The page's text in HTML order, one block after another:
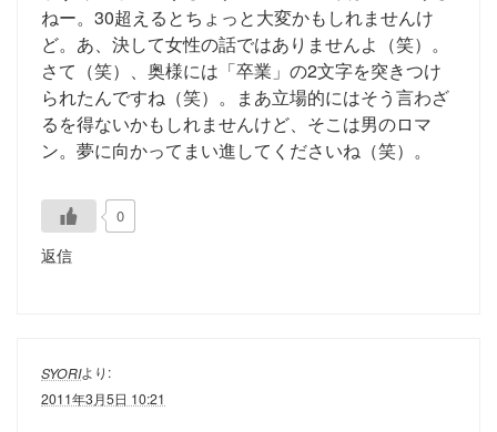
ねー。30超えるとちょっと大変かもしれませんけ
ど。あ、決して女性の話ではありませんよ（笑）。
さて（笑）、奥様には「卒業」の2文字を突きつけ
られたんですね（笑）。まあ立場的にはそう言わざ
るを得ないかもしれませんけど、そこは男のロマ
ン。夢に向かってまい進してくださいね（笑）。
0
返信
SYORIより:
2011年3月5日 10:21